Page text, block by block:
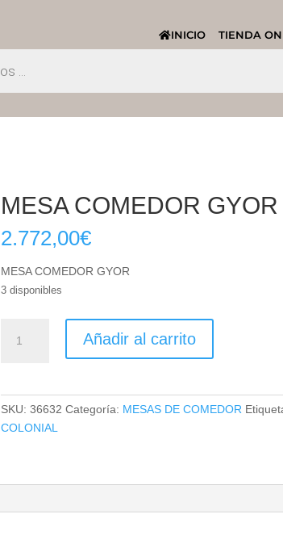
INICIO
TIENDA
MESA COMEDOR GYOR
2.772,00€
MESA COMEDOR GYOR
3 disponibles
COMEDOR
Añadir al carrito
SKU:36632 Categoría: MESAS DE COMEDOR
COLONIAL